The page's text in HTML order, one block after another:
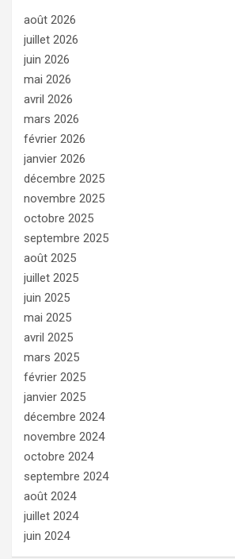
août 2026
juillet 2026
juin 2026
mai 2026
avril 2026
mars 2026
février 2026
janvier 2026
décembre 2025
novembre 2025
octobre 2025
septembre 2025
août 2025
juillet 2025
juin 2025
mai 2025
avril 2025
mars 2025
février 2025
janvier 2025
décembre 2024
novembre 2024
octobre 2024
septembre 2024
août 2024
juillet 2024
juin 2024